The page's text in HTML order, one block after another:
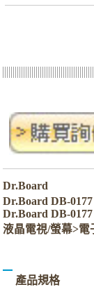
Dr.Board
Dr.Board DB-
Dr.Board DB-0177
液晶電視/螢幕>電
產品規格